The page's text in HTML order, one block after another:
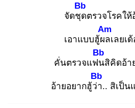
จัดชุด
Bb
ตรวจโรคใ
เอาแบบฮู้ผล
Am
เลยเ
คั่นตรวจแฟน
Bb
สิคิดอ้า
อ้ายอยากฮู้ว่า
Bb
.. สิเป็น